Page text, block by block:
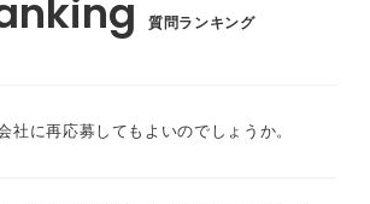
質問ランキング
社に再応募してもよいのでしょうか。